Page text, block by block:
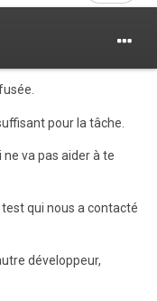
pour la tâche.
ne va pas aider à te
qui nous a contacté
développeur,